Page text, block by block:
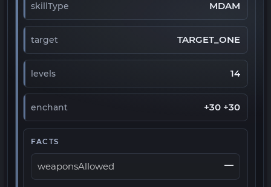
skillType MDAM
target TARGET_ONE
levels 14
enchant +30 +30
FACTS
weaponsAllowed —